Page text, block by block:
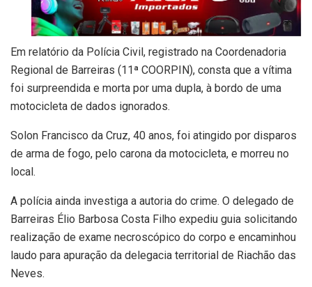
Em relatório da Polícia Civil, registrado na Coordenadoria
Regional de Barreiras (11ª COORPIN), consta que a vítima
foi surpreendida e morta por uma dupla, à bordo de uma
motocicleta de dados ignorados.
Solon Francisco da Cruz, 40 anos, foi atingido por disparos
de arma de fogo, pelo carona da motocicleta, e morreu no
local.
A polícia ainda investiga a autoria do crime. O delegado de
Barreiras Élio Barbosa Costa Filho expediu guia solicitando
realização de exame necroscópico do corpo e encaminhou
laudo para apuração da delegacia territorial de Riachão das
Neves.